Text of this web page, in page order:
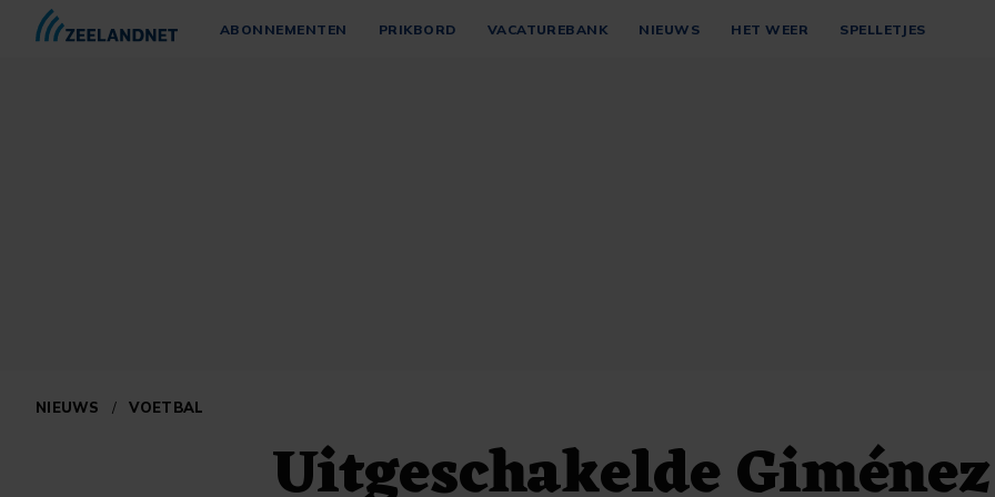
ABONNEMENTEN PRIKBORD VACATUREBANK NIEUWS HET WEER SPELLETJES
NIEUWS / VOETBAL